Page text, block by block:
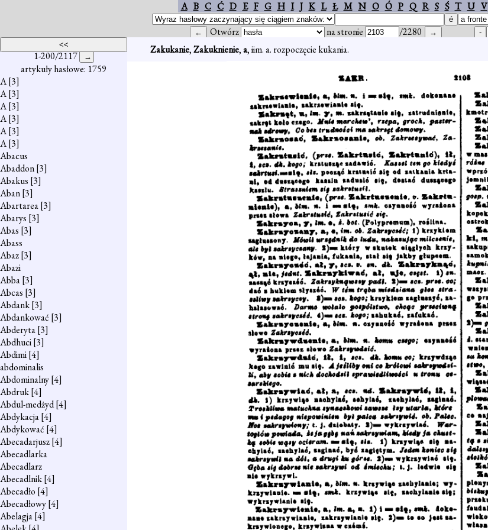
A B C Ć D E F G H I J K L Ł M N O Ó P Q R S Ś T U V
Otwórz na stronie /2280
1-200/2117
artykuły hasłowe: 1759
A[3]
A[3]
A[3]
A[3]
A[3]
A[3]
Abacus
Abaddon[3]
Abakus [3]
Aban[3]
Abartarea[3]
Abarys [3]
Abas [3]
Abass
Abaz[3]
Abazi
Abba[3]
Abcas [3]
Abdank[3]
Abdankować [3]
Abderyta[3]
Abdhuci[3]
Abdimi[4]
abdominalis
Abdominalny[4]
Abdruk[4]
Abdul-medżyd[4]
Abdykacja[4]
Abdykować [4]
Abecadarjusz[4]
Abecadlarka
Abecadlarz
Abecadlnik[4]
Abecadło [4]
Abecadłowy[4]
Abelagja[4]
Zakukanie,Zakuknienie,a, iim. a. rozpoczęcie kukania.